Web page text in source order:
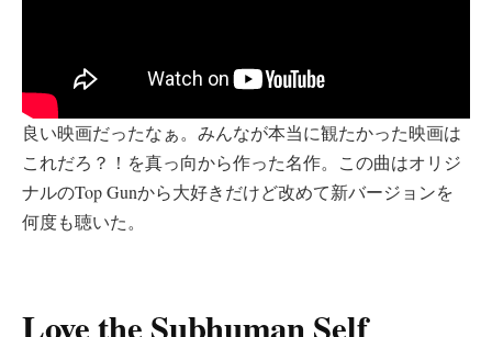
良い映画だったなぁ。みんなが本当に観たかった映画は
これだろ？！を真っ向から作った名作。この曲はオリジ
ナルのTop Gunから大好きだけど改めて新バージョンを
何度も聴いた。